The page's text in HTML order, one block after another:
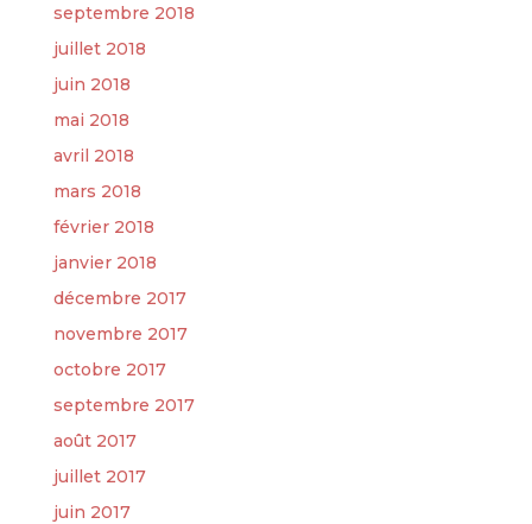
septembre 2018
juillet 2018
juin 2018
mai 2018
avril 2018
mars 2018
février 2018
janvier 2018
décembre 2017
novembre 2017
octobre 2017
septembre 2017
août 2017
juillet 2017
juin 2017